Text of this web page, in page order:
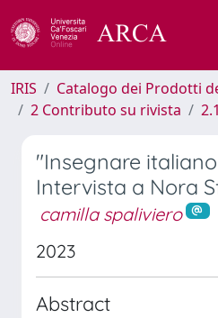
IRIS
Catalogo dei Prodotti
2 Contributo su rivista
"Insegnare
Intervista a Nora
camilla spaliviero
2023
Abstract